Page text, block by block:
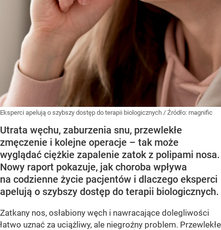
Eksperci apelują o szybszy dostęp do terapii biologicznych / Źródło: magnific
Utrata węchu, zaburzenia snu, przewlekłe
zmęczenie i kolejne operacje – tak może
wyglądać ciężkie zapalenie zatok z polipami nosa.
Nowy raport pokazuje, jak choroba wpływa
na codzienne życie pacjentów i dlaczego eksperci
apelują o szybszy dostęp do terapii biologicznych.
Zatkany nos, osłabiony węch i nawracające dolegliwości
łatwo uznać za uciążliwy, ale niegroźny problem. Przewlekłe